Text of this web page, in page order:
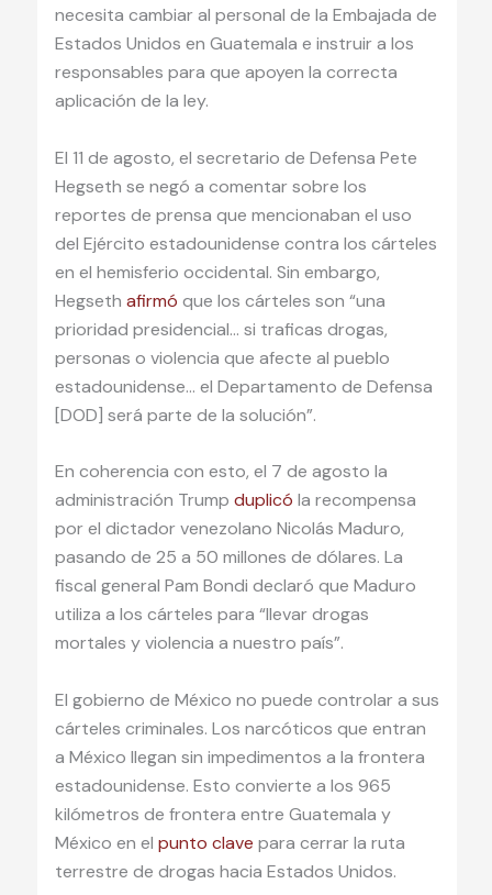
necesita cambiar al personal de la Embajada de
Estados Unidos en Guatemala e instruir a los
responsables para que apoyen la correcta
aplicación de la ley.
El 11 de agosto, el secretario de Defensa Pete
Hegseth se negó a comentar sobre los
reportes de prensa que mencionaban el uso
del Ejército estadounidense contra los cárteles
en el hemisferio occidental. Sin embargo,
Hegseth afirmó que los cárteles son “una
prioridad presidencial… si traficas drogas,
personas o violencia que afecte al pueblo
estadounidense… el Departamento de Defensa
[DOD] será parte de la solución”.
En coherencia con esto, el 7 de agosto la
administración Trump duplicó la recompensa
por el dictador venezolano Nicolás Maduro,
pasando de 25 a 50 millones de dólares. La
fiscal general Pam Bondi declaró que Maduro
utiliza a los cárteles para “llevar drogas
mortales y violencia a nuestro país”.
El gobierno de México no puede controlar a sus
cárteles criminales. Los narcóticos que entran
a México llegan sin impedimentos a la frontera
estadounidense. Esto convierte a los 965
kilómetros de frontera entre Guatemala y
México en el punto clave para cerrar la ruta
terrestre de drogas hacia Estados Unidos.